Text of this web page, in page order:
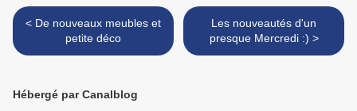
< De nouveaux meubles et
petite déco
Les nouveautés d'un
presque Mercredi :) >
Hébergé par Canalblog